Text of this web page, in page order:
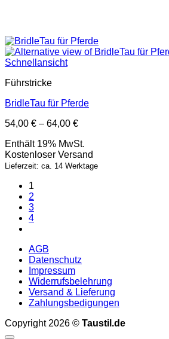
Schnellansicht
Führstricke
BridleTau für Pferde
54,00 € – 64,00 €Preisspanne:
bis
64,00 €
Enthält 19% MwSt.
Kostenloser Versand
Lieferzeit: ca. 14 Werktage
1
2
3
4
AGB
Datenschutz
Impressum
Widerrufsbelehrung
Versand & Lieferung
Zahlungsbedigungen
Copyright 2026 © Taustil.de